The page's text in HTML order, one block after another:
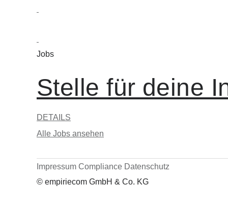
Jobs
Stelle für deine
DETAILS
Alle Jobs ansehen
Impressum Compliance Datenschutz
© empiriecom GmbH & Co. KG